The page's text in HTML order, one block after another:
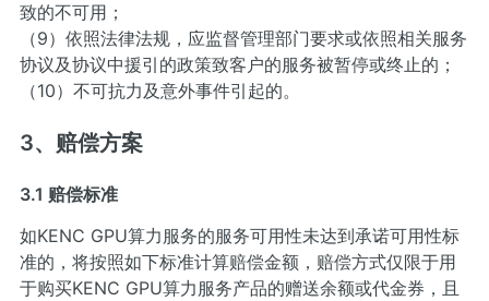
致的不可用；
（9）依照法律法规，应监督管理部门要求或依照相关服务
协议及协议中援引的政策致客户的服务被暂停或终止的；
（10）不可抗力及意外事件引起的。
3、赔偿方案
3.1 赔偿标准
如KENC GPU算力服务的服务可用性未达到承诺可用性标
准的，将按照如下标准计算赔偿金额，赔偿方式仅限于用
于购买KENC GPU算力服务产品的赠送余额或代金券，且